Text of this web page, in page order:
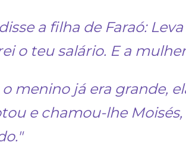
a filha de Faraó:
o teu salário. E a
menino já era grande,
e chamou-lhe